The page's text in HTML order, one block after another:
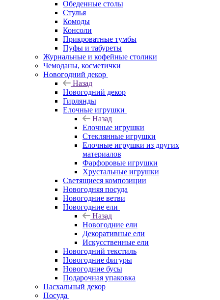
Обеденные столы
Стулья
Комоды
Консоли
Прикроватные тумбы
Пуфы и табуреты
Журнальные и кофейные столики
Чемоданы, косметички
Новогодний декор
Назад
Новогодний декор
Гирлянды
Елочные игрушки
Назад
Елочные игрушки
Стеклянные игрушки
Елочные игрушки из других
материалов
Фарфоровые игрушки
Хрустальные игрушки
Светящиеся композиции
Новогодняя посуда
Новогодние ветви
Новогодние ели
Назад
Новогодние ели
Декоративные ели
Искусственные ели
Новогодний текстиль
Новогодние фигуры
Новогодние бусы
Подарочная упаковка
Пасхальный декор
Посуда